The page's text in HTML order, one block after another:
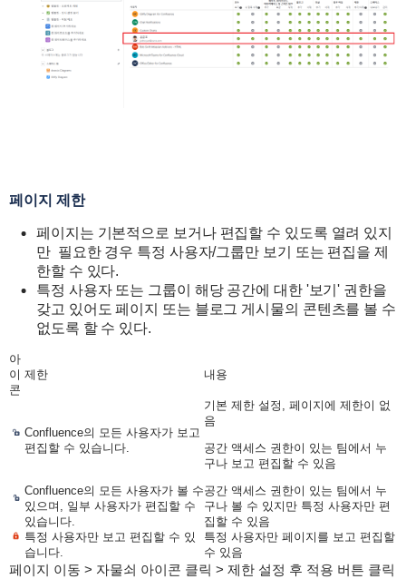
페이지 제한
페이지는 기본적으로 보거나 편집할 수 있도록 열려 있지
만 필요한 경우 특정 사용자/그룹만 보기 또는 편집을 제
한할 수 있다.
특정 사용자 또는 그룹이 해당 공간에 대한 '보기' 권한을
갖고 있어도 페이지 또는 블로그 게시물의 콘텐츠를 볼 수
없도록 할 수 있다.
아
이
콘
제한 내용
Confluence의 모든 사용자가 보고
편집할 수 있습니다.
기본 제한 설정, 페이지에 제한이 없
음
공간 액세스 권한이 있는 팀에서 누
구나 보고 편집할 수 있음
Confluence의 모든 사용자가 볼 수
있으며, 일부 사용자가 편집할 수
있습니다.
공간 액세스 권한이 있는 팀에서 누
구나 볼 수 있지만 특정 사용자만 편
집할 수 있음
특정 사용자만 보고 편집할 수 있
습니다.
특정 사용자만 페이지를 보고 편집할
수 있음
페이지 이동 > 자물쇠 아이콘 클릭 > 제한 설정 후 적용 버튼 클릭